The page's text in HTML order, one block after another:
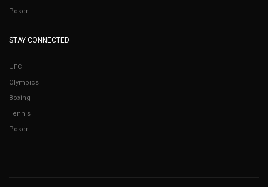
Poker
STAY CONNECTED
UFC
Olympics
Boxing
Tennis
Poker